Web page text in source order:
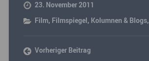
23. November 2011
Film, Filmspiegel, Kolumnen & Blogs,
Vorheriger Beitrag